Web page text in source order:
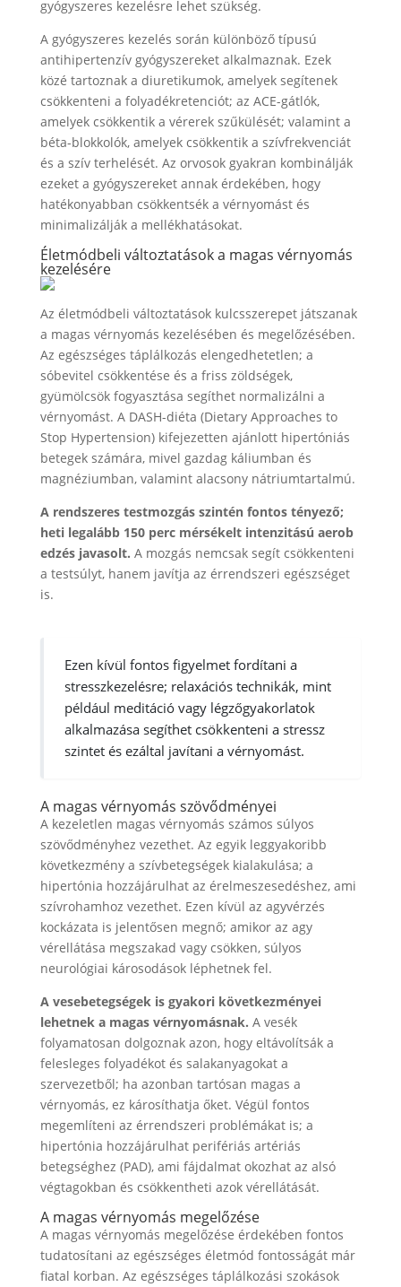
gyógyszeres kezelésre lehet szükség.
A gyógyszeres kezelés során különböző típusú
antihipertenzív gyógyszereket alkalmaznak. Ezek
közé tartoznak a diuretikumok, amelyek segítenek
csökkenteni a folyadékretenciót; az ACE-gátlók,
amelyek csökkentik a vérerek szűkülését; valamint a
béta-blokkolók, amelyek csökkentik a szívfrekvenciát
és a szív terhelését. Az orvosok gyakran kombinálják
ezeket a gyógyszereket annak érdekében, hogy
hatékonyabban csökkentsék a vérnyomást és
minimalizálják a mellékhatásokat.
Életmódbeli változtatások a magas vérnyomás
kezelésére
Az életmódbeli változtatások kulcsszerepet játszanak
a magas vérnyomás kezelésében és megelőzésében.
Az egészséges táplálkozás elengedhetetlen; a
sóbevitel csökkentése és a friss zöldségek,
gyümölcsök fogyasztása segíthet normalizálni a
vérnyomást. A DASH-diéta (Dietary Approaches to
Stop Hypertension) kifejezetten ajánlott hipertóniás
betegek számára, mivel gazdag káliumban és
magnéziumban, valamint alacsony nátriumtartalmú.
A rendszeres testmozgás szintén fontos tényező;
heti legalább 150 perc mérsékelt intenzitású aerob
edzés javasolt. A mozgás nemcsak segít csökkenteni
a testsúlyt, hanem javítja az érrendszeri egészséget
is.
Ezen kívül fontos figyelmet fordítani a
stresszkezelésre; relaxációs technikák, mint
például meditáció vagy légzőgyakorlatok
alkalmazása segíthet csökkenteni a stressz
szintet és ezáltal javítani a vérnyomást.
A magas vérnyomás szövődményei
A kezeletlen magas vérnyomás számos súlyos
szövődményhez vezethet. Az egyik leggyakoribb
következmény a szívbetegségek kialakulása; a
hipertónia hozzájárulhat az érelmeszesedéshez, ami
szívrohamhoz vezethet. Ezen kívül az agyvérzés
kockázata is jelentősen megnő; amikor az agy
vérellátása megszakad vagy csökken, súlyos
neurológiai károsodások léphetnek fel.
A vesebetegségek is gyakori következményei
lehetnek a magas vérnyomásnak. A vesék
folyamatosan dolgoznak azon, hogy eltávolítsák a
felesleges folyadékot és salakanyagokat a
szervezetből; ha azonban tartósan magas a
vérnyomás, ez károsíthatja őket. Végül fontos
megemlíteni az érrendszeri problémákat is; a
hipertónia hozzájárulhat perifériás artériás
betegséghez (PAD), ami fájdalmat okozhat az alsó
végtagokban és csökkentheti azok vérellátását.
A magas vérnyomás megelőzése
A magas vérnyomás megelőzése érdekében fontos
tudatosítani az egészséges életmód fontosságát már
fiatal korban. Az egészséges táplálkozási szokások